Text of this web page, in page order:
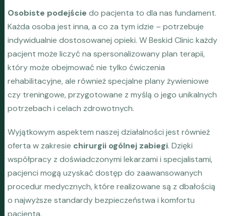
Osobiste podejście do pacjenta to dla nas fundament.
Każda osoba jest inna, a co za tym idzie – potrzebuje
indywidualnie dostosowanej opieki. W Beskid Clinic każdy
pacjent może liczyć na spersonalizowany plan terapii,
który może obejmować nie tylko ćwiczenia
rehabilitacyjne, ale również specjalne plany żywieniowe
czy treningowe, przygotowane z myślą o jego unikalnych
potrzebach i celach zdrowotnych.
Wyjątkowym aspektem naszej działalności jest również
oferta w zakresie chirurgii ogólnej zabiegi. Dzięki
współpracy z doświadczonymi lekarzami i specjalistami,
pacjenci mogą uzyskać dostęp do zaawansowanych
procedur medycznych, które realizowane są z dbałością
o najwyższe standardy bezpieczeństwa i komfortu
pacjenta.